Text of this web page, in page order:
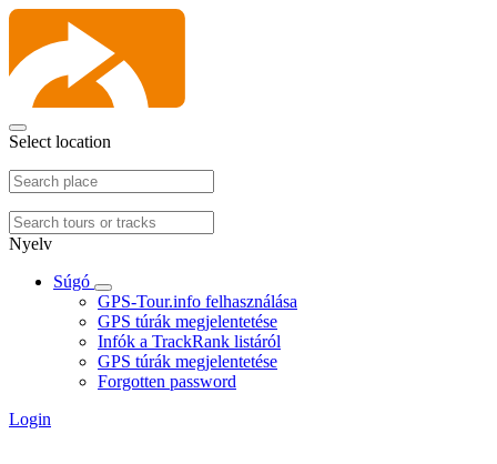
Select location
Nyelv
Súgó
GPS-Tour.info felhasználása
GPS túrák megjelentetése
Infók a TrackRank listáról
GPS túrák megjelentetése
Forgotten password
Login